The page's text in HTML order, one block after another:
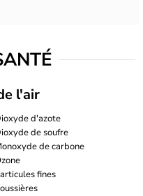
l'air
d'azote
de soufre
de carbone
fines